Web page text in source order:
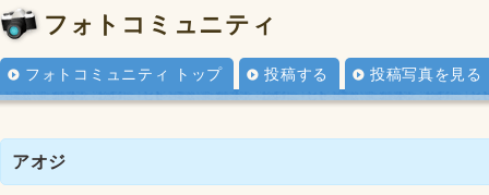
フォトコミュニティ
フォトコミュニティ トップ 投稿する 投稿写真を見る
アオジ